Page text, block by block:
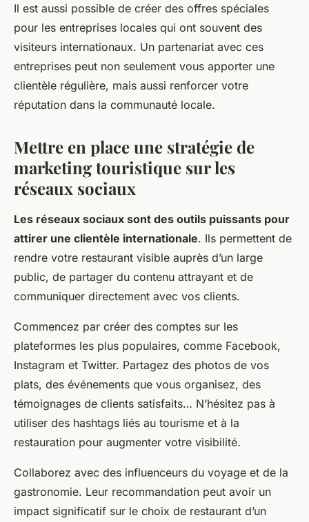
Il est aussi possible de créer des offres spéciales
pour les entreprises locales qui ont souvent des
visiteurs internationaux. Un partenariat avec ces
entreprises peut non seulement vous apporter une
clientèle régulière, mais aussi renforcer votre
réputation dans la communauté locale.
Mettre en place une stratégie de
marketing touristique sur les
réseaux sociaux
Les réseaux sociaux sont des outils puissants pour
attirer une clientèle internationale. Ils permettent de
rendre votre restaurant visible auprès d’un large
public, de partager du contenu attrayant et de
communiquer directement avec vos clients.
Commencez par créer des comptes sur les
plateformes les plus populaires, comme Facebook,
Instagram et Twitter. Partagez des photos de vos
plats, des événements que vous organisez, des
témoignages de clients satisfaits… N’hésitez pas à
utiliser des hashtags liés au tourisme et à la
restauration pour augmenter votre visibilité.
Collaborez avec des influenceurs du voyage et de la
gastronomie. Leur recommandation peut avoir un
impact significatif sur le choix de restaurant d’un